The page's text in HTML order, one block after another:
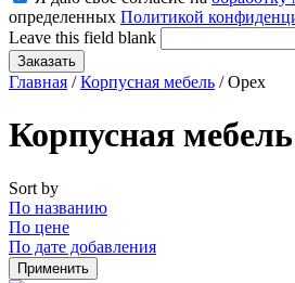
определенных Политикой
Leave this field blank
Главная /Корпусная мебель / Орех
Корпусная
Sort by
По названию
По цене
По дате добавления